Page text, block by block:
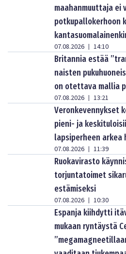
maahanmuuttaja ei
potkupallokerhoon
07.08.2026 | 14:10
Britannia estää
naisten
on otettava mallia
07.08.2026 | 13:21
Veronkevennykset
pieni- ja
lapsiperheen
07.08.2026 | 11:39
Ruokavirasto
torjuntatoimet
estämiseksi
07.08.2026 | 10:30
Espanja kiihdytti
mukaan ryntäystä